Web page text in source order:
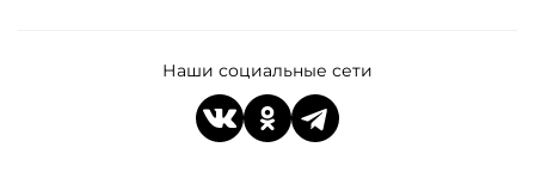
Наши социальные сети